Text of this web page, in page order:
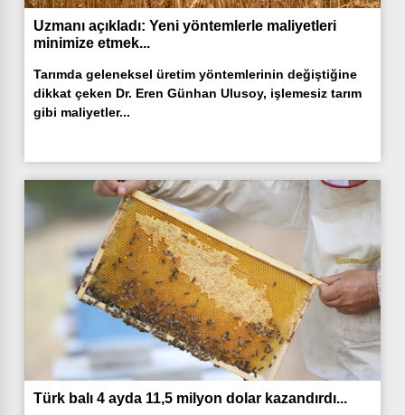
Uzmanı açıkladı: Yeni yöntemlerle maliyetleri
minimize etmek...
Tarımda geleneksel üretim yöntemlerinin değiştiğine
dikkat çeken Dr. Eren Günhan Ulusoy, işlemesiz tarım
gibi maliyetler...
Türk balı 4 ayda 11,5 milyon dolar kazandırdı...